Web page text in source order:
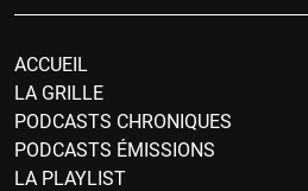
ACCUEIL
LA GRILLE
PODCASTS CHRONIQUES
PODCASTS ÉMISSIONS
LA PLAYLIST